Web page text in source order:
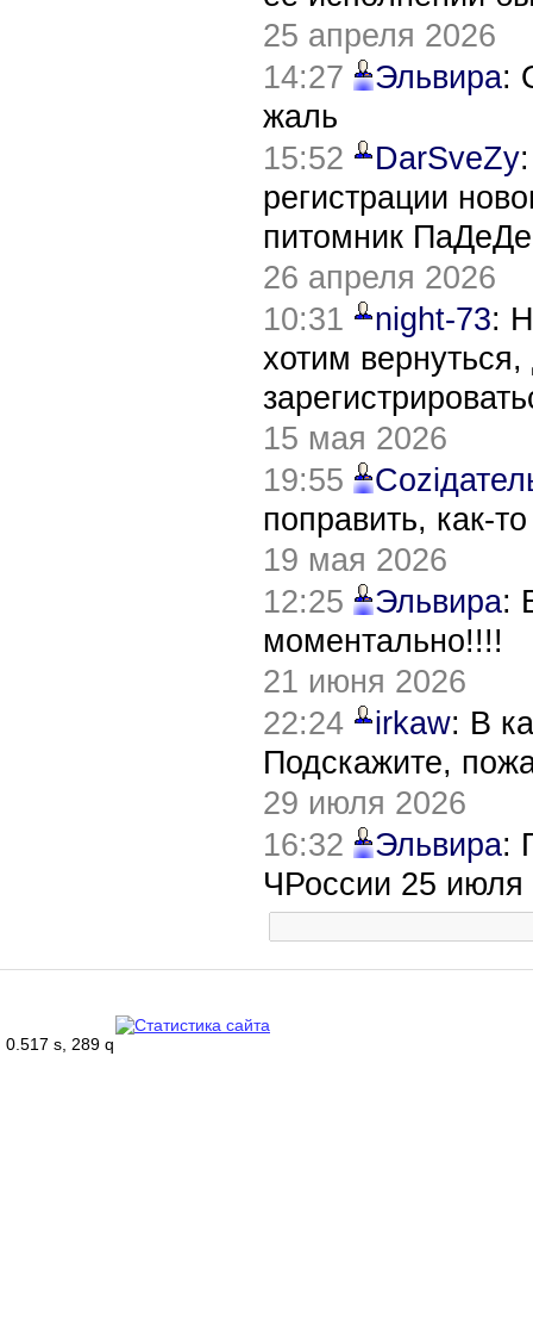
25 апреля 2026
14:27
Эльвира:
жаль
15:52
DarSveZy
регистрации
питомник
26 апреля 2026
10:31
night-73:
хотим
15 мая 2026
19:55
поправить, как-
19 мая 2026
12:25
Эльвира:
моментально!!!!
21 июня 2026
22:24
irkaw: В
Подскажите,
29 июля 2026
16:32
Эльвира:
ЧРоссии 25 июля
0.517 s, 289 q